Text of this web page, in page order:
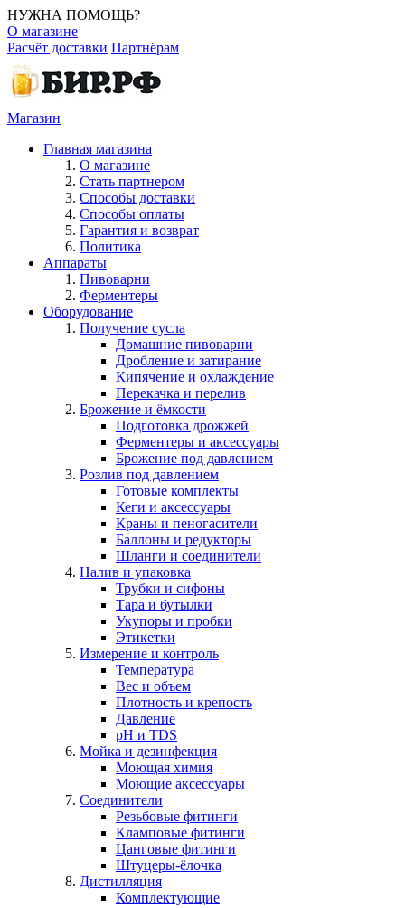
НУЖНА ПОМОЩЬ?
О магазине
Расчёт доставки Партнёрам
Магазин
Главная магазина
О магазине
Стать партнером
Способы доставки
Способы оплаты
Гарантия и возврат
Политика
Аппараты
Пивоварни
Ферментеры
Оборудование
Получение сусла
Домашние пивоварни
Дробление и затирание
Кипячение и охлаждение
Перекачка и перелив
Брожение и ёмкости
Подготовка дрожжей
Ферментеры и аксессуары
Брожение под давлением
Розлив под давлением
Готовые комплекты
Кеги и аксессуары
Краны и пеногасители
Баллоны и редукторы
Шланги и соединители
Налив и упаковка
Трубки и сифоны
Тара и бутылки
Укупоры и пробки
Этикетки
Измерение и контроль
Температура
Вес и объем
Плотность и крепость
Давление
pH и TDS
Мойка и дезинфекция
Моющая химия
Моющие аксессуары
Соединители
Резьбовые фитинги
Кламповые фитинги
Цанговые фитинги
Штуцеры-ёлочка
Дистилляция
Комплектующие